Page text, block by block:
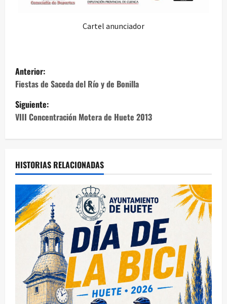
Cartel anunciador
N
a
v
a
c
i
ó
Anterior:
Fiestas de Saceda del Río y de Bonilla
Siguiente:
VIII Concentración Motera de Huete 2013
HISTORIAS RELACIONADAS